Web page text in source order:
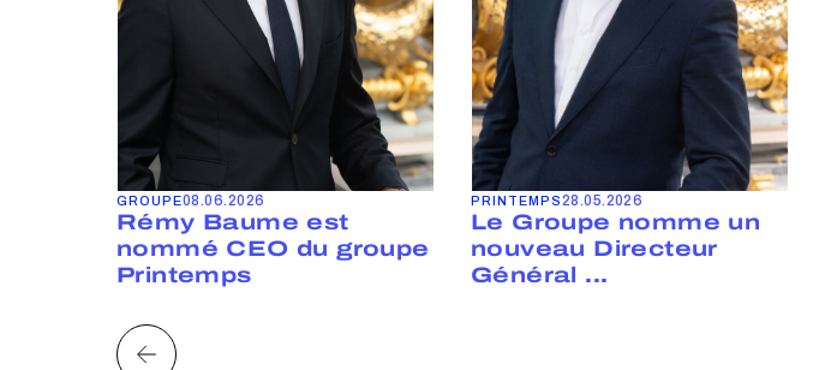
GROUPE08.06.2026
Rémy Baume est
nommé CEO du groupe
Printemps
PRINTEMPS28.05.2026
Le Groupe nomme un
nouveau Directeur
Général ...